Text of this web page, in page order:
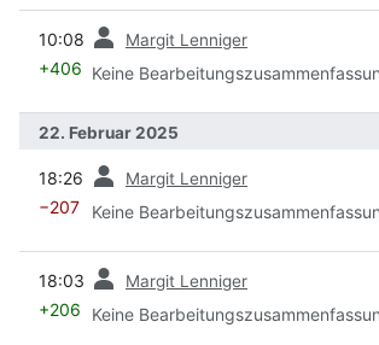
10:08 Margit Lenniger
+406 Keine
22. Februar 2025
18:26 Margit Lenniger
−207 Keine
18:03 Margit Lenniger
+206 Keine